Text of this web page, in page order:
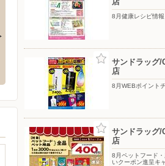
26年8月ヘアカラーまとめ買いキ
ャンペーン第一弾
ポイ
8月健康レシピ情報
サンドラッグ/
店
8月WEBポイント
サンドラッグ/
店
8月ペットフード
いクーポン進呈キ